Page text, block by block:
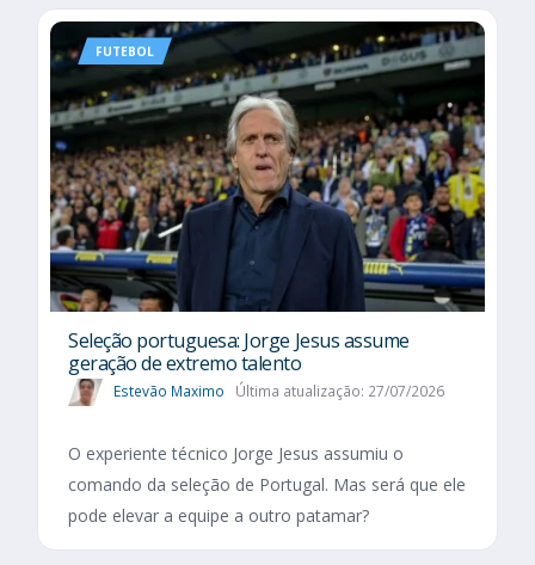
FUTEBOL
Seleção portuguesa: Jorge Jesus assume
geração de extremo talento
Estevão Maximo Última atualização: 27/07/2026
O experiente técnico Jorge Jesus assumiu o
comando da seleção de Portugal. Mas será que ele
pode elevar a equipe a outro patamar?